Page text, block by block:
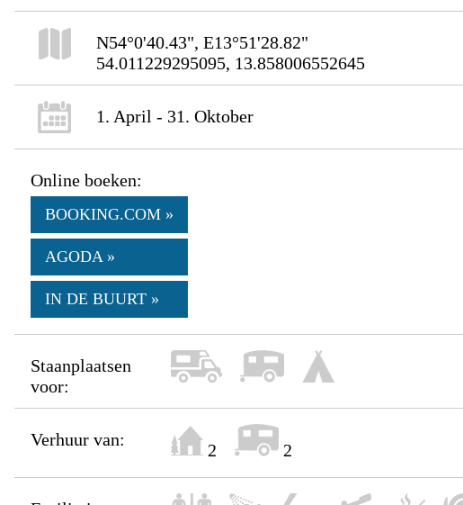
N54°0'40.43", E13°51'28.82"
54.011229295095, 13.858006552645
1. April - 31. Oktober
Online boeken:
BOOKING.COM »
AGODA »
IN DE BUURT »
Staanplaatsen
voor:
Verhuur van:
2 2